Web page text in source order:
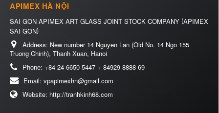
APIMEX HÀ NỘI
SAI GON APIMEX ART GLASS JOINT STOCK COMPANY (APIMEX
SAI GON)
Address: New number 14 Nguyen Lan (Old No. 14 Ngo 155
Truong Chinh), Thanh Xuan, Hanoi
Phone: +84 24 6650 5447 + 84929 8888 69
Email: vpapimexhn@gmail.com
Website: http://tranhkinh68.com